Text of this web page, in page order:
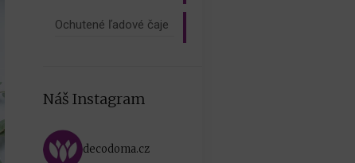
Ochutené ľadové čaje
Náš Instagram
decodoma.cz